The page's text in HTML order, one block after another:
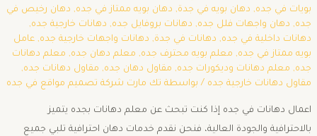
بويات في جده, دهان بويه في جدة, دهان بويه ممتاز في جده, دهان رخيص في
جده, دهان واجهات فلل جده, دهانات بروفايل جده, دهانات خارجية جده,
دهانات داخلية في جده, دهانات في جدة, دهانات واجهات خارجية جده, عامل
بويه ممتاز في جده, معلم بويه محترف جده, معلم دهان جده, معلم دهانات
جده, معلم دهانات وديكورات جده, مقاول دهان جده, مقاول دهانات جده,
مقاول دهانات خارجية جده / بواسطة تك مارت شركة تصميم مواقع في جده
اعمال دهانات في جده إذا كنت تبحث عن معلم دهانات بجده يتميز
بالاحترافية والجودة العالية، فنحن نقدم خدمات دهان احترافية تلبي جميع